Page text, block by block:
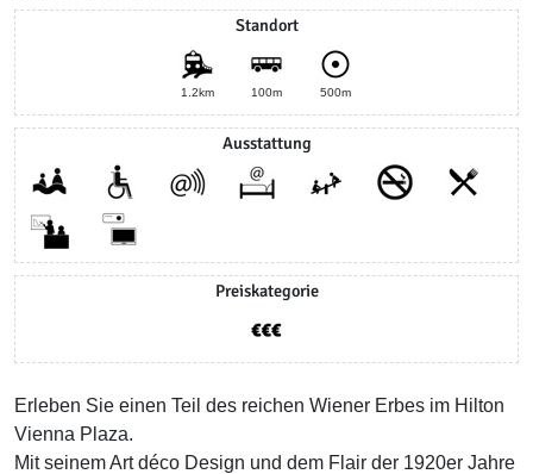
Standort
1.2km 100m 500m
Ausstattung
Preiskategorie
Erleben Sie einen Teil des reichen Wiener Erbes im Hilton
Vienna Plaza.
Mit seinem Art déco Design und dem Flair der 1920er Jahre